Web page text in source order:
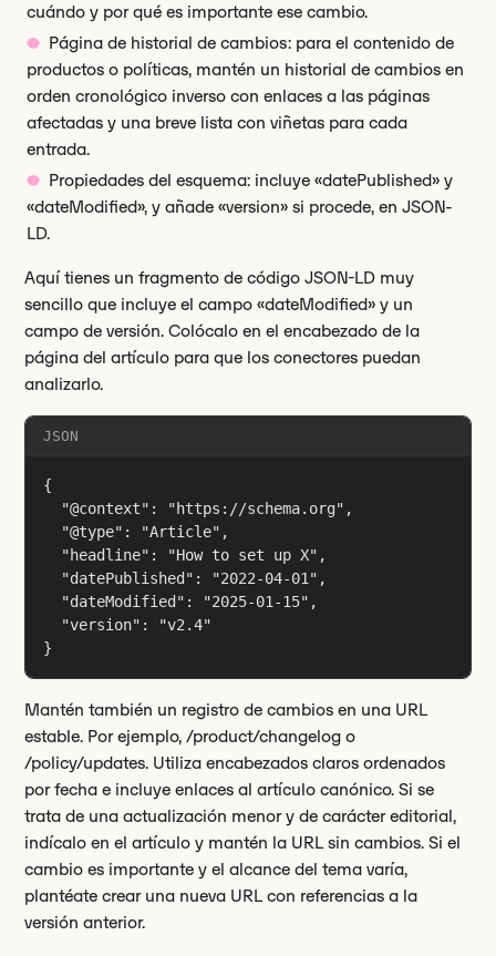
cuándo y por qué es importante ese cambio.
Página de historial de cambios: para el contenido de
productos o políticas, mantén un historial de cambios en
orden cronológico inverso con enlaces a las páginas
afectadas y una breve lista con viñetas para cada
entrada.
Propiedades del esquema: incluye «datePublished» y
«dateModified», y añade «version» si procede, en JSON-
LD.
Aquí tienes un fragmento de código JSON-LD muy
sencillo que incluye el campo «dateModified» y un
campo de versión. Colócalo en el encabezado de la
página del artículo para que los conectores puedan
analizarlo.
JSON
{
  "@context": "https://schema.org",
  "@type": "Article",
  "headline": "How to set up X",
  "datePublished": "2022-04-01",
  "dateModified": "2025-01-15",
  "version": "v2.4"
}
Mantén también un registro de cambios en una URL
estable. Por ejemplo, /product/changelog o
/policy/updates. Utiliza encabezados claros ordenados
por fecha e incluye enlaces al artículo canónico. Si se
trata de una actualización menor y de carácter editorial,
indícalo en el artículo y mantén la URL sin cambios. Si el
cambio es importante y el alcance del tema varía,
plantéate crear una nueva URL con referencias a la
versión anterior.